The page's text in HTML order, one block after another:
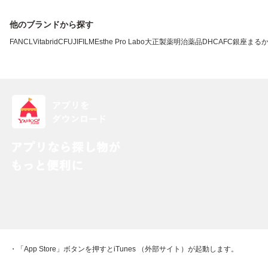
他のブランドから探す
FANCLVitabridC FUJIFILM Esthe Pro Labo大正製薬明治薬品DHCAFC銀座まる
・「App Store」ボタンを押すとiTunes （外部サイト）が起動します。